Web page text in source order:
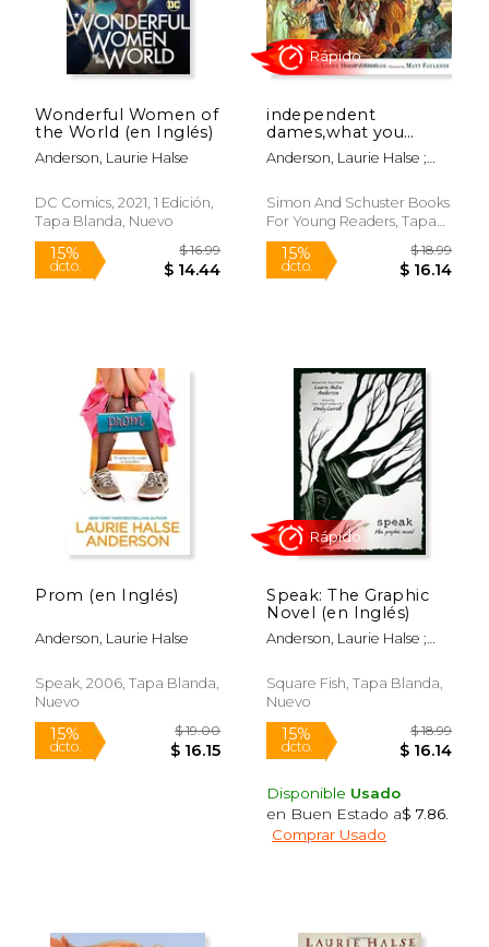
15% $ 20.00 15%
Rápido
15%
dcto.
Rápido
Wonderful Women of
the World (en Inglés)
Anderson, Laurie Halse
DC Comics, 2021, 1 Edición,
Tapa Blanda, Nuevo
independent
dames,what you
never knew about
the women and girls
revolution (en Inglés)
Anderson, Laurie Halse ;
Simon And Schuster Books
For Young Readers, Tapa
Dura, Nuevo
Prom (en Inglés)
Anderson, Laurie Halse
Speak, 2006, Tapa Blanda,
Nuevo
Speak: The Graphic
Novel (en Inglés)
Anderson, Laurie Halse ;
Square Fish, Tapa Blanda,
Nuevo
Disponible Usado
en Buen Estado a$ 7.86
Comprar Usado